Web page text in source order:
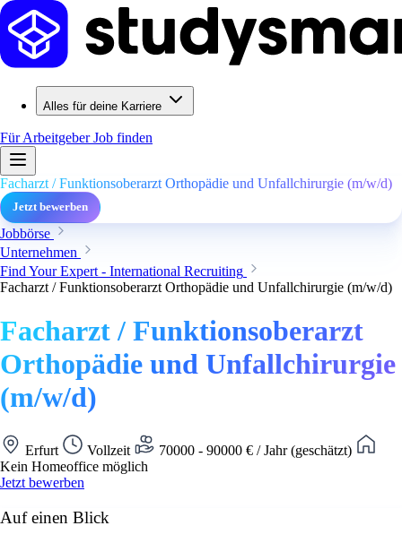
Alles für deine Karriere
Für ArbeitgeberJob finden
Facharzt / Funktionsoberarzt Orthopädie und Unfallchirurgie (m/w/d)
Jetzt bewerben
Jobbörse
Unternehmen
Find Your Expert - International Recruiting
Facharzt / Funktionsoberarzt Orthopädie und Unfallchirurgie (m/w/d)
Facharzt / Funktionsoberarzt
Orthopädie und Unfallchirurgie
(m/w/d)
Erfurt Vollzeit
70000 - 90000 € / Jahr (geschätzt)
Kein Homeoffice möglich
Jetzt bewerben
Auf einen Blick